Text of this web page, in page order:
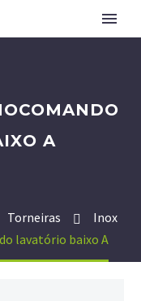
A
Torneiras
Inox
lavatório baixo A